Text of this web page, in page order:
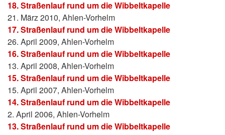
18. Straßenlauf rund um die Wibbeltkapelle
21. März 2010, Ahlen-Vorhelm
17. Straßenlauf rund um die Wibbeltkapelle
26. April 2009, Ahlen-Vorhelm
16. Straßenlauf rund um die Wibbeltkapelle
13. April 2008, Ahlen-Vorhelm
15. Straßenlauf rund um die Wibbeltkapelle
15. April 2007, Ahlen-Vorhelm
14. Straßenlauf rund um die Wibbeltkapelle
2. April 2006, Ahlen-Vorhelm
13. Straßenlauf rund um die Wibbeltkapelle